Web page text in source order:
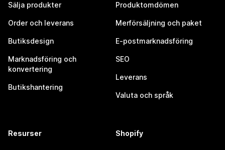
Sälja produkter
Order och leverans
Butiksdesign
Marknadsföring och
konvertering
Butikshantering
Produktomdömen
Merförsäljning och paket
E-postmarknadsföring
SEO
Leverans
Valuta och språk
Resurser Shopify